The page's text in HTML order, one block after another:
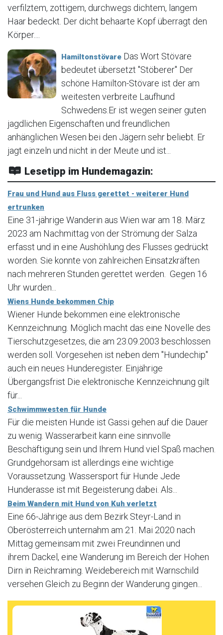
verfilztem, zottigem, durchwegs dichtem, langem
Haar bedeckt. Der dicht behaarte Kopf überragt den
Körper....
Hamiltonstövare Das Wort Stövare
bedeutet übersetzt "Stöberer" Der
schöne Hamilton-Stövare ist der am
weitesten verbreite Laufhund
Schwedens.Er ist wegen seiner guten
jagdlichen Eigenschaften und freundlichen
anhänglichen Wesen bei den Jägern sehr beliebt. Er
jagt einzeln und nicht in der Meute und ist...
Lesetipp im Hundemagazin:
Frau und Hund aus Fluss gerettet - weiterer Hund
ertrunken
Eine 31-jährige Wanderin aus Wien war am 18. März
2023 am Nachmittag von der Strömung der Salza
erfasst und in eine Aushöhlung des Flusses gedrückt
worden. Sie konnte von zahlreichen Einsatzkräften
nach mehreren Stunden gerettet werden. Gegen 16
Uhr wurden...
Wiens Hunde bekommen Chip
Wiener Hunde bekommen eine elektronische
Kennzeichnung. Möglich macht das eine Novelle des
Tierschutzgesetzes, die am 23.09.2003 beschlossen
werden soll. Vorgesehen ist neben dem "Hundechip"
auch ein neues Hunderegister. Einjährige
Übergangsfrist Die elektronische Kennzeichnung gilt
für...
Schwimmwesten für Hunde
Für die meisten Hunde ist Gassi gehen auf die Dauer
zu wenig. Wasserarbeit kann eine sinnvolle
Beschäftigung sein und Ihrem Hund viel Spaß machen.
Grundgehorsam ist allerdings eine wichtige
Voraussetzung. Wassersport für Hunde Jede
Hunderasse ist mit Begeisterung dabei. Als...
Beim Wandern mit Hund von Kuh verletzt
Eine 66-Jährige aus dem Bezirk Steyr-Land in
Oberösterreich unternahm am 21. Mai 2020 nach
Mittag gemeinsam mit zwei Freundinnen und
ihrem Dackel, eine Wanderung im Bereich der Hohen
Dirn in Reichraming. Weidebereich mit Warnschild
versehen Gleich zu Beginn der Wanderung gingen...